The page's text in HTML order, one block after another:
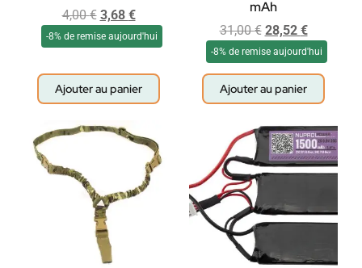
4,00€ 3,68 €
-8% de remise aujourd'hui
Ajouter au panier
mAh
31,00€ 28,52 €
-8% de remise aujourd'hui
Ajouter au panier